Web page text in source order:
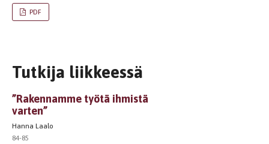
PDF
Tutkija liikkeessä
”Rakennamme työtä ihmistä
varten”
Hanna Laalo
84-85